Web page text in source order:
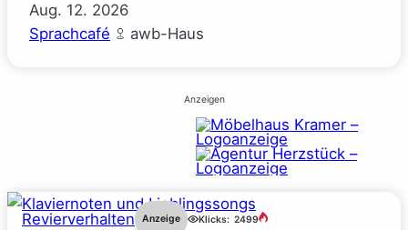
Aug. 12. 2026
Sprachcafé
awb-Haus
Anzeigen
Revierverhalten Anzeige Klicks: 2499